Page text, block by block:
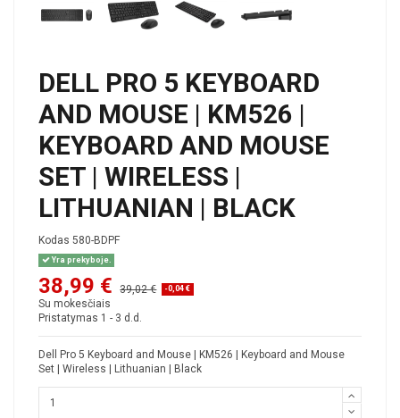
DELL PRO 5 KEYBOARD
AND MOUSE | KM526 |
KEYBOARD AND MOUSE
SET | WIRELESS |
LITHUANIAN | BLACK
Kodas 580-BDPF
Yra prekyboje.
38,99 € 39,02 € -0,04 €
Su mokesčiais
Pristatymas 1 - 3 d.d.
Dell Pro 5 Keyboard and Mouse | KM526 | Keyboard and Mouse
Set | Wireless | Lithuanian | Black